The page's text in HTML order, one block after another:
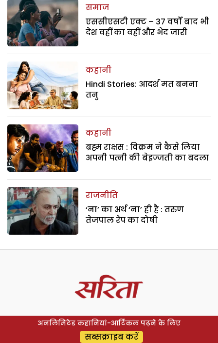
समाज
एससीएसटी एक्ट – 37 वर्षों बाद भी
देश वहीं का वहीं और भेद जारी
कहानी
Hindi Stories: आदर्श मत बनना
तनु
कहानी
ब्रह्म राक्षस : विक्रम ने कैसे लिया
अपनी पत्नी की बेइज्जती का बदला
राजनीति
‘ना’ का अर्थ ‘ना’ ही है : तरुण
तेजपाल रेप का दोषी
अनलिमिटेड कहानियां-आर्टिकल पढ़ने के लिए
सब्सक्राइब करें